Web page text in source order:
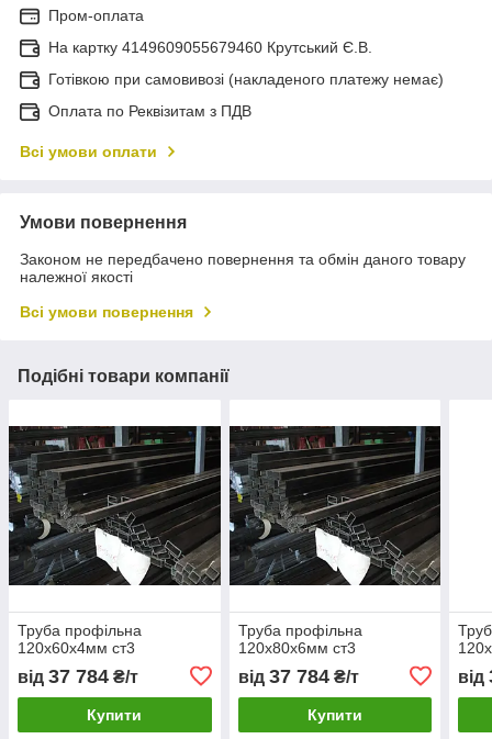
Пром-оплата
На картку 4149609055679460 Крутський Є.В.
Готівкою при самовивозі (накладеного платежу немає)
Оплата по Реквізитам з ПДВ
Всі умови оплати
Умови повернення
Законом не передбачено повернення та обмін даного товару
належної якості
Всі умови повернення
Подібні товари компанії
Труба профільна
120х60х4мм ст3
від 37 784 ₴/т
Купити
Труба профільна
120х80х6мм ст3
від 37 784₴/т
Купити
від